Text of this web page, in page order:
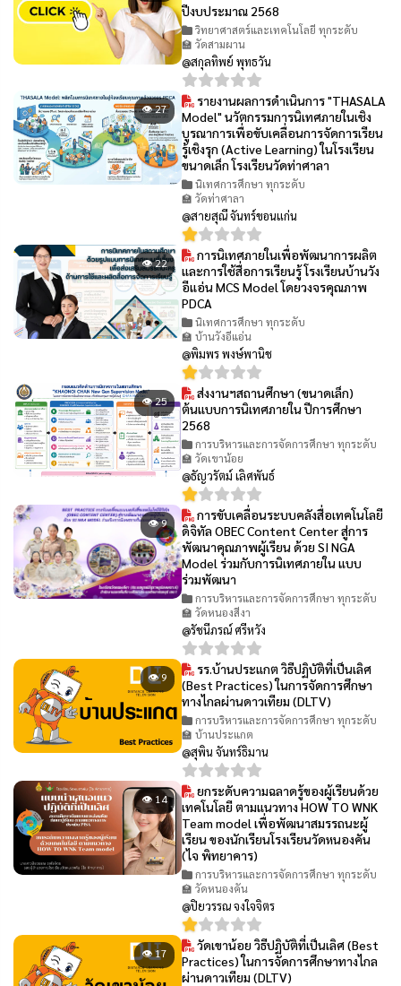
ปีงบประมาณ 2568
วิทยาศาสตร์และเทคโนโลยี ทุกระดับ
🏫 วัดสามผาน
@สกุลทิพย์ พุทธวัน
👁 27
รายงานผลการดำเนินการ "THASALA
Model" นวัตกรรมการนิเทศภายในเชิง
บูรณาการเพื่อขับเคลื่อนการจัดการเรียน
รู้เชิงรุก (Active Learning) ในโรงเรียน
ขนาดเล็ก โรงเรียนวัดท่าศาลา
นิเทศการศึกษา ทุกระดับ
🏫 วัดท่าศาลา
@สายสุณี จันทร์ขอนแก่น
👁 22
การนิเทศภายในเพื่อพัฒนาการผลิต
และการใช้สื่อการเรียนรู้ โรงเรียนบ้านวัง
อีแอ่น MCS Model โดยวงจรคุณภาพ
PDCA
นิเทศการศึกษา ทุกระดับ
🏫 บ้านวังอีแอ่น
@พิมพร พงษ์พานิช
👁 25
ส่งงานฯสถานศึกษา (ขนาดเล็ก)
ต้นแบบการนิเทศภายใน ปีการศึกษา
2568
การบริหารและการจัดการศึกษา ทุกระดับ
🏫 วัดเขาน้อย
@ธัญวรัตม์ เลิศพันธ์
👁 9
การขับเคลื่อนระบบคลังสื่อเทคโนโลยี
ดิจิทัล OBEC Content Center สู่การ
พัฒนาคุณภาพผู้เรียน ด้วย SI NGA
Model ร่วมกับการนิเทศภายใน แบบ
ร่วมพัฒนา
การบริหารและการจัดการศึกษา ทุกระดับ
🏫 วัดหนองสีงา
@รัชนีภรณ์ ศรีหวัง
👁 9
รร.บ้านประแกต วิธีปฏิบัติที่เป็นเลิศ
(Best Practices) ในการจัดการศึกษา
ทางไกลผ่านดาวเทียม (DLTV)
การบริหารและการจัดการศึกษา ทุกระดับ
🏫 บ้านประแกต
@สุพิน จันทร์ธิมาน
👁 14
ยกระดับความฉลาดรู้ของผู้เรียนด้วย
เทคโนโลยี ตามแนวทาง HOW TO WNK
Team model เพื่อพัฒนาสมรรถนะผู้
เรียน ของนักเรียนโรงเรียนวัดหนองคัน
(ไจ พิทยาคาร)
การบริหารและการจัดการศึกษา ทุกระดับ
🏫 วัดหนองคัน
@ปิยวรรณ จงใจจิตร
👁 17
วัดเขาน้อย วิธีปฏิบัติที่เป็นเลิศ (Best
Practices) ในการจัดการศึกษาทางไกล
ผ่านดาวเทียม (DLTV)